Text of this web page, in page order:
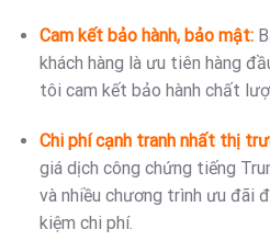
Cam kết bảo hành, bảo mật:
khách hàng là ưu tiên hàng
tôi cam kết bảo hành chất
Chi phí cạnh tranh nhất thị
giá dịch công chứng tiếng
và nhiều chương trình ưu đãi
kiệm chi phí.